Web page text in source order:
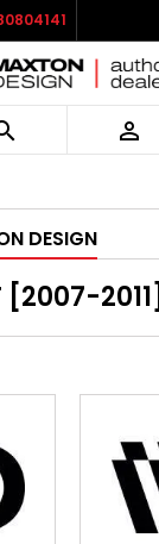

DESIGN
[2007-2011]